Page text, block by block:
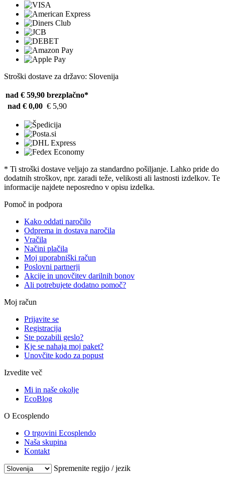
Stroški dostave za državo: Slovenija
nad € 59,90 brezplačno*
nad € 0,00 € 5,90
* Ti stroški dostave veljajo za standardno pošiljanje. Lahko pride do
dodatnih stroškov, npr. zaradi teže, velikosti ali lastnosti izdelkov. Te
informacije najdete neposredno v opisu izdelka.
Pomoč in podpora
Kako oddati naročilo
Odprema in dostava naročila
Vračila
Načini plačila
Moj uporabniški račun
Poslovni partnerji
Akcije in unovčitev darilnih bonov
Ali potrebujete dodatno pomoč?
Moj račun
Prijavite se
Registracija
Ste pozabili geslo?
Kje se nahaja moj paket?
Unovčite kodo za popust
Izvedite več
Mi in naše okolje
EcoBlog
O Ecosplendo
O trgovini Ecosplendo
Naša skupina
Kontakt
Spremenite regijo / jezik